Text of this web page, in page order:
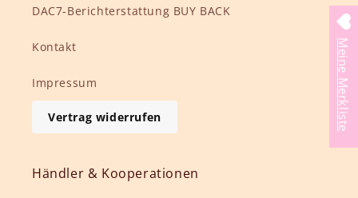
DAC7-Berichterstattung BUY BACK
Kontakt
Impressum
Vertrag widerrufen
Händler & Kooperationen
Meine Merkliste